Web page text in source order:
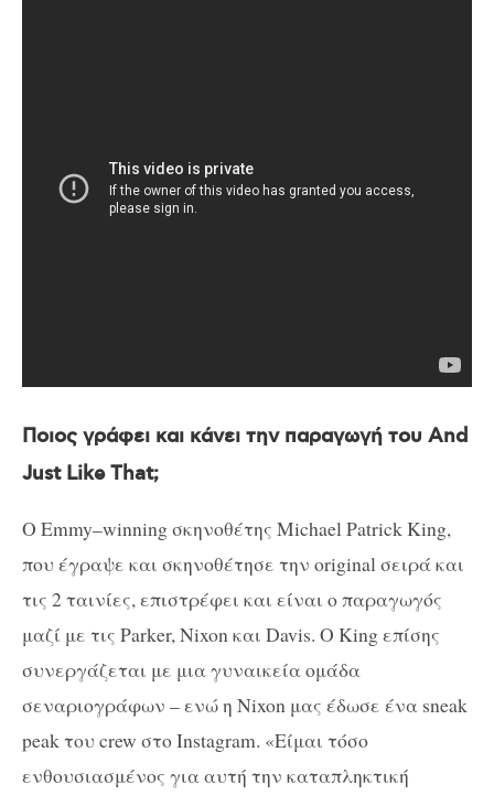
Ποιος γράφει και κάνει την παραγωγή του And
Just Like That;
Ο Emmy–winningσκηνοθέτης MichaelPatrickKing,
που έγραψε και σκηνοθέτησε την originalσειρά και
τις 2 ταινίες, επιστρέφει και είναι ο παραγωγός
μαζί με τις Parker, Nixonκαι Davis. Ο Kingεπίσης
συνεργάζεται με μια γυναικεία ομάδα
σεναριογράφων – ενώ η Nixon μας έδωσε ένα sneak
peakτου crew στοInstagram. «Είμαι τόσο
ενθουσιασμένος για αυτή την καταπληκτική